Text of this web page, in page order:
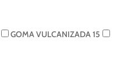
GOMA VULCANIZADA15